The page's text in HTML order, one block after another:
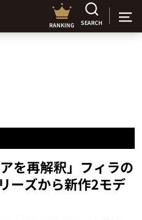
RANKING SEARCH
を再解釈」フィラの
ーズから新作2モデ